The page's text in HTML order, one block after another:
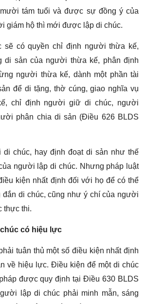
tám tuổi và được sự đồng ý của
giám hộ thì mới được lập di chúc.
sẽ có quyền chỉ định người thừa kế,
di sản của người thừa kế, phân định
người thừa kế, dành một phần tài
để di tặng, thờ cúng, giao nghĩa vụ
chỉ định người giữ di chúc, người
phân chia di sản (Điều 626 BLDS
di chúc, hay định đoạt di sản như thế
người lập di chúc. Nhưng pháp luật
kiện nhất định đối với họ để có thể
đắn di chúc, cũng như ý chí của người
thực thi.
có hiệu lực
tuân thủ một số điều kiện nhất định
về hiệu lực. Điều kiện để một di chúc
được quy định tại Điều 630 BLDS
lập di chúc phải minh mẫn, sáng